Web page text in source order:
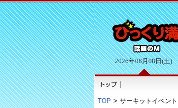
2026年08月08日(土)
TOP > サーキットイベン